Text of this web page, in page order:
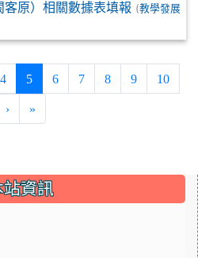
客原）相關數據表填報 (教學發展
4 5(current)
6 7 8 9 10
› »
站資訊